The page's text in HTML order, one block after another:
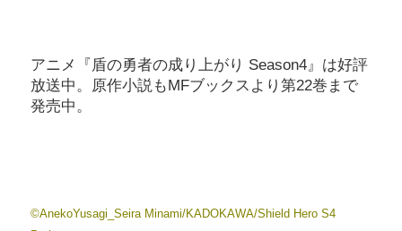
アニメ『盾の勇者の成り上がり Season4』は好評
放送中。原作小説もMFブックスより第22巻まで
発売中。
©AnekoYusagi_Seira Minami/KADOKAWA/Shield Hero S4